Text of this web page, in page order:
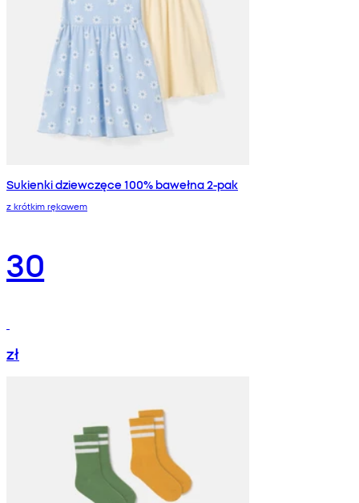
Sukienki dziewczęce 100% bawełna 2-pak
z krótkim rękawem
30
zł